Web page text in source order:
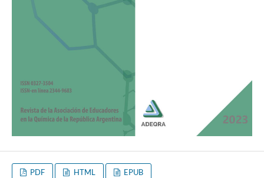
PDF HTML EPUB